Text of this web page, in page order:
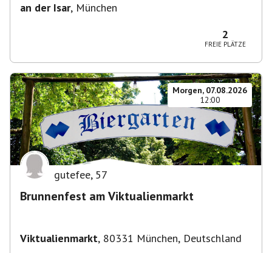
an der Isar, München
2
FREIE PLÄTZE
Morgen, 07.08.2026
12:00
gutefee, 57
Brunnenfest am Viktualienmarkt
Viktualienmarkt, 80331 München, Deutschland